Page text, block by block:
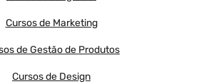
Cursos de Marketing
de Gestão de Produtos
Cursos de Design